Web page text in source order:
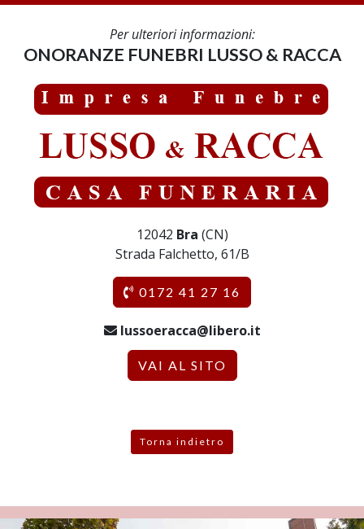
Per ulteriori informazioni:
ONORANZE FUNEBRI LUSSO & RACCA
12042 Bra (CN)
Strada Falchetto, 61/B
0172 41 27 16
lussoeracca@libero.it
VAI AL SITO
Torna indietro